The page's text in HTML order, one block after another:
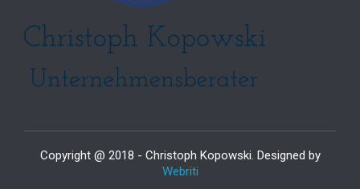
Copyright @ 2018 - Christoph Kopowski. Designed by
Webriti